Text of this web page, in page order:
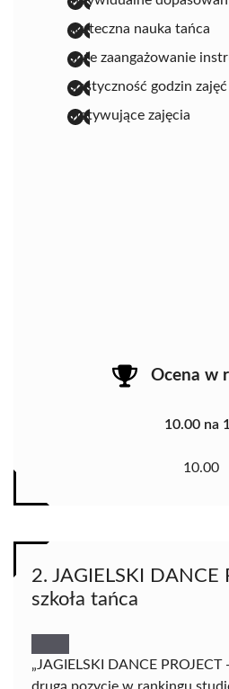
skuteczna nauka tańca
duże zaangażowanie
elastyczność godzin zajęć
motywujące zajęcia
Ocena w
10.00 na
10.00
2. JAGIELSKI DANCE
szkoła tańca
„JAGIELSKI DANCE PROJECT